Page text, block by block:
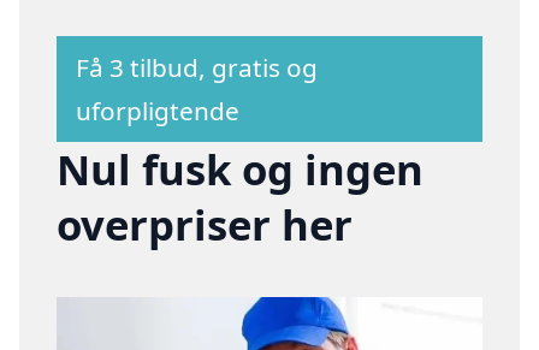
Få 3 tilbud, gratis og
uforpligtende
Nul fusk og ingen
overpriser her